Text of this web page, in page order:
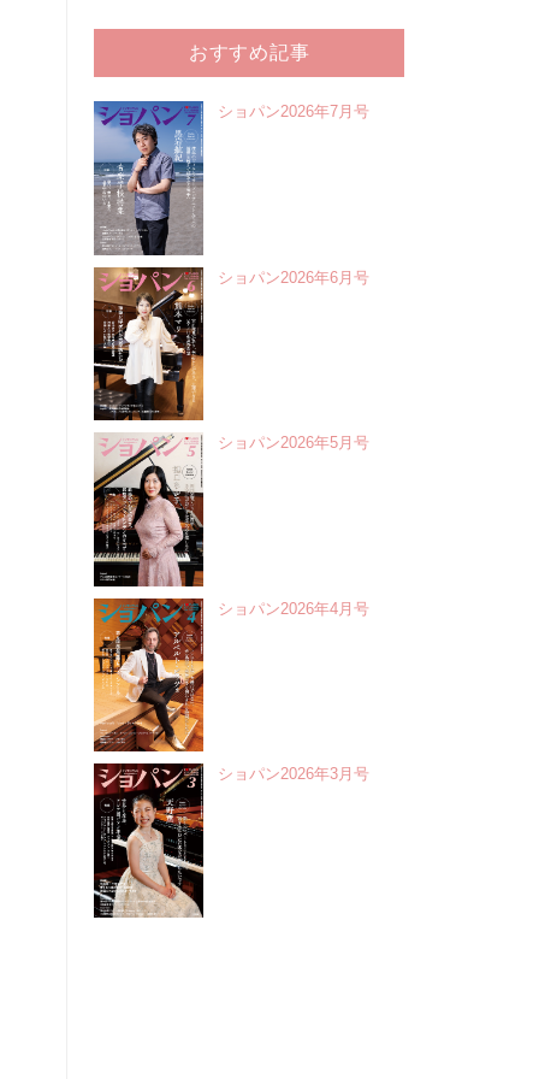
おすすめ記事
ショパン2026年7月号
ショパン2026年6月号
ショパン2026年5月号
ショパン2026年4月号
ショパン2026年3月号